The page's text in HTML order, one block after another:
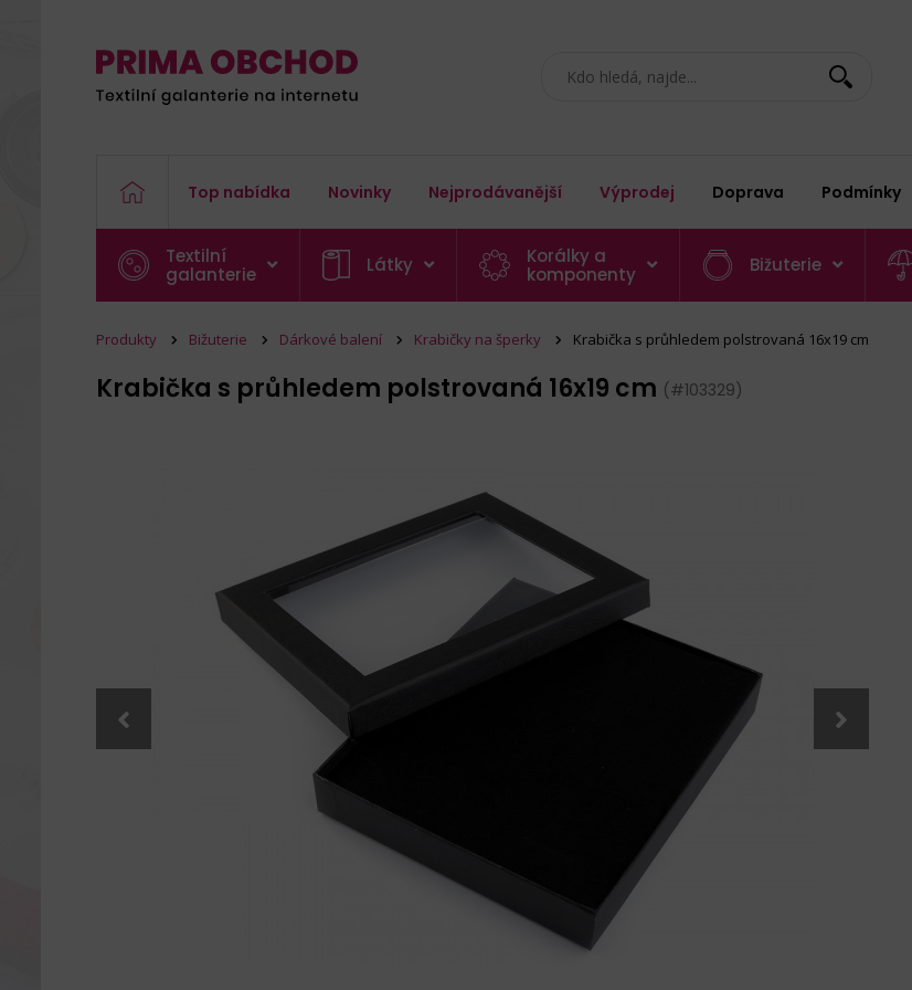
Top nabídka Novinky Nejprodávanější Výprodej Doprava Podmínky
Textilní
galanterie
Látky
Korálky a
komponenty
Bižuterie
Produkty Bižuterie Dárkové balení Krabičky na šperky Krabička s průhledem polstrovaná 16x19 cm
Krabička s průhledem polstrovaná 16x19 cm (#103329)